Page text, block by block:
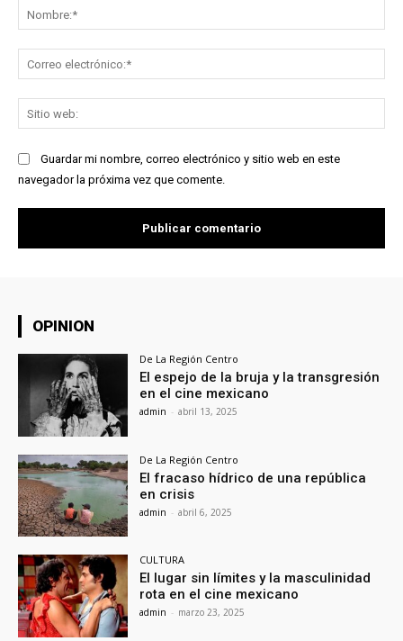
Guardar mi nombre, correo electrónico y sitio web en este
navegador la próxima vez que comente.
OPINION
De La Región Centro
El espejo de la bruja y la transgresión
en el cine mexicano
admin - abril 13, 2025
De La Región Centro
El fracaso hídrico de una república
en crisis
admin - abril 6, 2025
CULTURA
El lugar sin límites y la masculinidad
rota en el cine mexicano
admin - marzo 23, 2025